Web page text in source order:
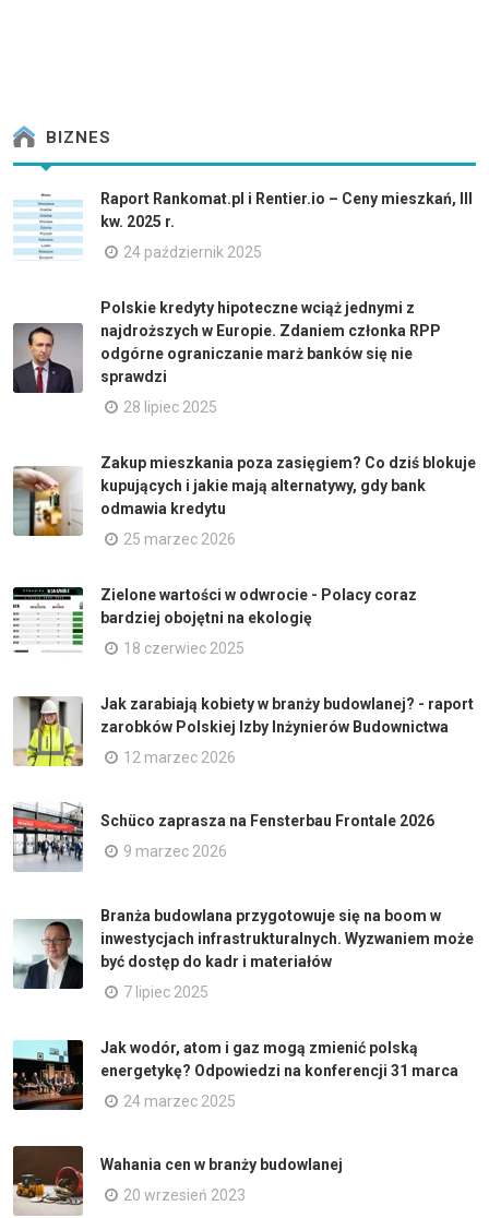
BIZNES
Raport Rankomat.pl i Rentier.io – Ceny mieszkań, III
kw. 2025 r.
24 październik 2025
Polskie kredyty hipoteczne wciąż jednymi z
najdroższych w Europie. Zdaniem członka RPP
odgórne ograniczanie marż banków się nie
sprawdzi
28 lipiec 2025
Zakup mieszkania poza zasięgiem? Co dziś blokuje
kupujących i jakie mają alternatywy, gdy bank
odmawia kredytu
25 marzec 2026
Zielone wartości w odwrocie - Polacy coraz
bardziej obojętni na ekologię
18 czerwiec 2025
Jak zarabiają kobiety w branży budowlanej? - raport
zarobków Polskiej Izby Inżynierów Budownictwa
12 marzec 2026
Schüco zaprasza na Fensterbau Frontale 2026
9 marzec 2026
Branża budowlana przygotowuje się na boom w
inwestycjach infrastrukturalnych. Wyzwaniem może
być dostęp do kadr i materiałów
7 lipiec 2025
Jak wodór, atom i gaz mogą zmienić polską
energetykę? Odpowiedzi na konferencji 31 marca
24 marzec 2025
Wahania cen w branży budowlanej
20 wrzesień 2023